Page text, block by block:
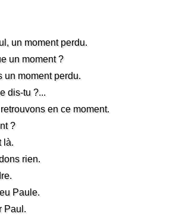
un moment perdu.
un moment ?
un moment perdu.
dis-tu ?...
en ce moment.
?
là.
rien.
Paule.
Paul.